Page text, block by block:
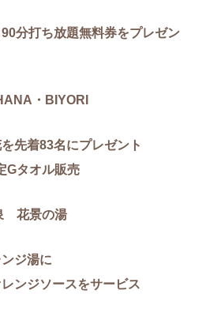
分打ち放題無料券をプレゼン
・BIYORI
先着83名にプレゼント
Gタオル販売
花景の湯
ジ湯に
ンジソースをサービス